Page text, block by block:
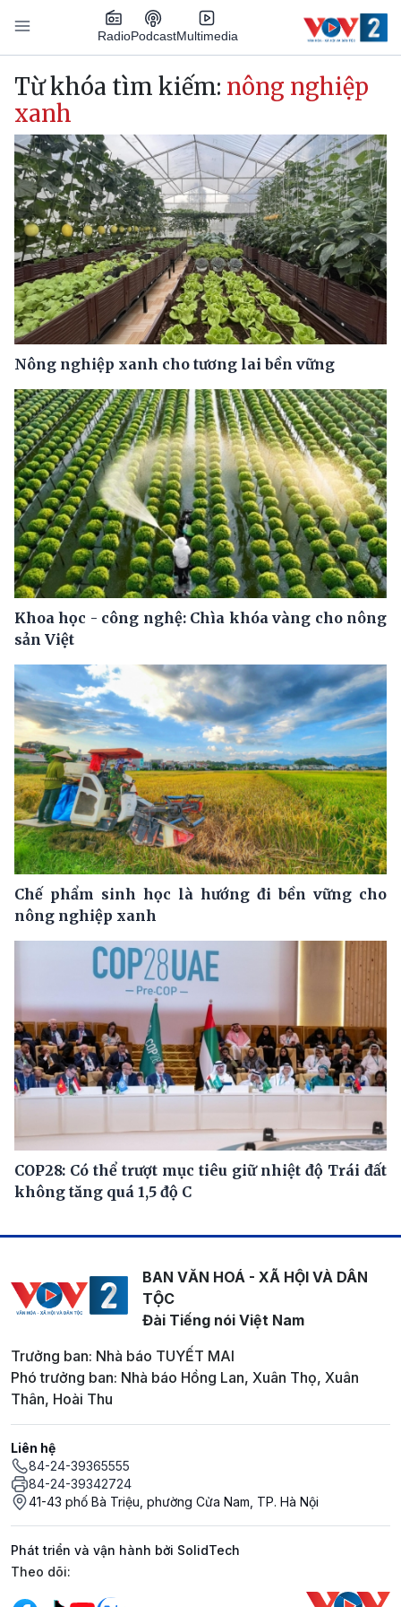
Nhảy đến nội dung
RadioPodcastMultimedia
Main navigation
Từ khóa tìm kiếm: nông nghiệp
xanh
Nông nghiệp xanh cho tương lai bền vững
Khoa học - công nghệ: Chìa khóa vàng cho nông
sản Việt
Chế phẩm sinh học là hướng đi bền vững cho
nông nghiệp xanh
COP28: Có thể trượt mục tiêu giữ nhiệt độ Trái đất
không tăng quá 1,5 độ C
BAN VĂN HOÁ - XÃ HỘI VÀ DÂN
TỘC
Đài Tiếng nói Việt Nam
Trưởng ban: Nhà báo TUYẾT MAI
Phó trưởng ban: Nhà báo Hồng Lan, Xuân Thọ, Xuân
Thân, Hoài Thu
Liên hệ
84-24-39365555
84-24-39342724
41-43 phố Bà Triệu, phường Cửa Nam, TP. Hà Nội
Phát triển và vận hành bởi SolidTech
Mạng xã hội
Theo dõi: